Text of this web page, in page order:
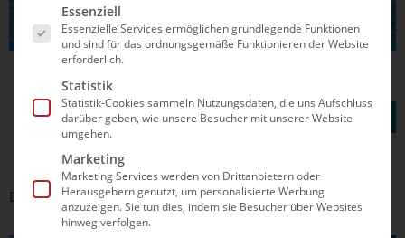
© Aniko Kovacs
TEILEN AUF
DAS KÖNNTE DICH AUCH INTERRESSIEREN
Es folgt eine Liste der Service-Gruppen, für die
Essenziell
Essenzielle Services ermöglichen grundlegende Funktionen
und sind für das ordnungsgemäße Funktionieren der Website
erforderlich.
Statistik
Statistik-Cookies sammeln Nutzungsdaten, die uns Aufschluss
darüber geben, wie unsere Besucher mit unserer Website
umgehen.
Marketing
Marketing Services werden von Drittanbietern oder
Herausgebern genutzt, um personalisierte Werbung
anzuzeigen. Sie tun dies, indem sie Besucher über Websites
hinweg verfolgen.